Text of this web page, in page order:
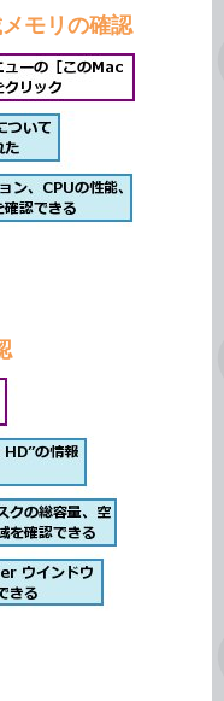
モリの確認